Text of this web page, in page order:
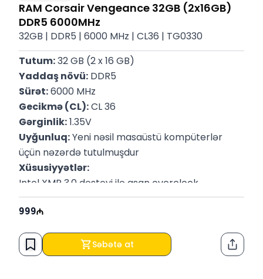
RAM Corsair Vengeance 32GB (2x16GB)
DDR5 6000MHz
32GB | DDR5 | 6000 MHz | CL36 | TG0330
Tutum: 32 GB (2 x 16 GB)
Yaddaş növü: DDR5
Sürət: 6000 MHz
Gecikmə (CL): CL 36
Gərginlik: 1.35V
Uyğunluq: Yeni nəsil masaüstü kompüterlər
üçün nəzərdə tutulmuşdur
Xüsusiyyətlər:
Intel XMP 3.0 dəstəyi ilə asan overclock
Sabit performans və yüksək bant genişliyi
Enerji səmərəliliyi ilə təkmilləşdirilmiş əməliyyat
performans tələb edən tətbiqlər üçün idealdır
Zəmanət: 12 ay
999
Səbətə at